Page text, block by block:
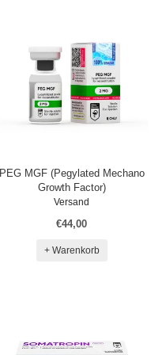
PEG MGF (Pegylated Mechano
Growth Factor)
Versand
€44,00
+ Warenkorb